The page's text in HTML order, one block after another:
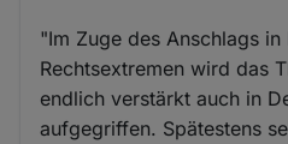
"Im Zuge des Anschlags
Rechtsextremen wird das
endlich verstärkt auch in
aufgegriffen. Spätestens